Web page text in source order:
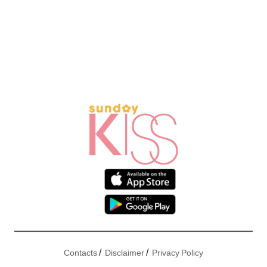
Contacts/ Disclaimer/ Privacy Policy